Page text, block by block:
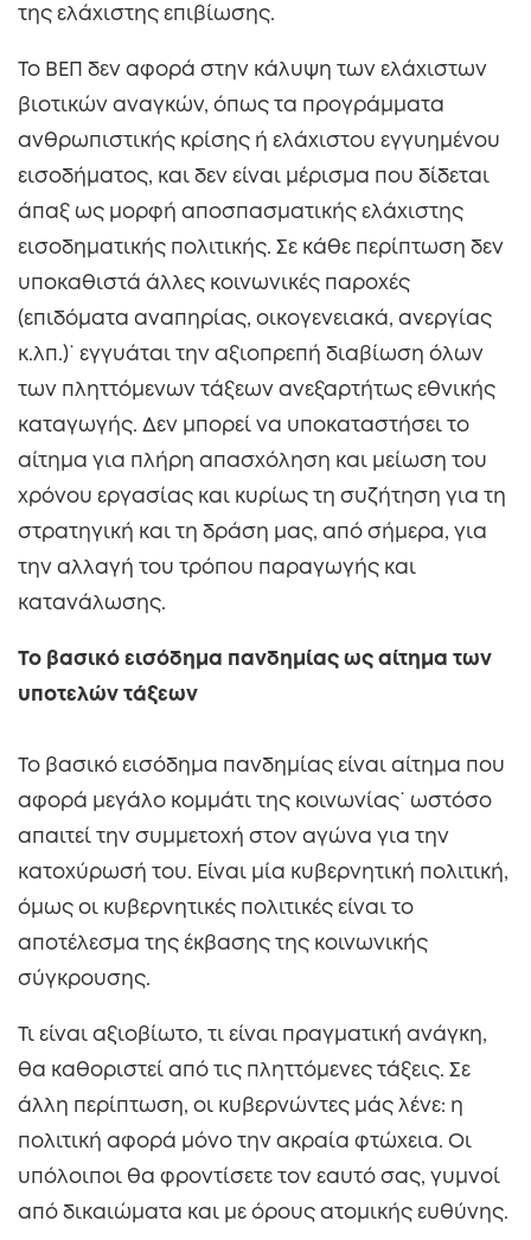
της ελάχιστης επιβίωσης.
Το ΒΕΠ δεν αφορά στην κάλυψη των ελάχιστων
βιοτικών αναγκών, όπως τα προγράμματα
ανθρωπιστικής κρίσης ή ελάχιστου εγγυημένου
εισοδήματος, και δεν είναι μέρισμα που δίδεται
άπαξ ως μορφή αποσπασματικής ελάχιστης
εισοδηματικής πολιτικής. Σε κάθε περίπτωση δεν
υποκαθιστά άλλες κοινωνικές παροχές
(επιδόματα αναπηρίας, οικογενειακά, ανεργίας
κ.λπ.)˙ εγγυάται την αξιοπρεπή διαβίωση όλων
των πληττόμενων τάξεων ανεξαρτήτως εθνικής
καταγωγής. Δεν μπορεί να υποκαταστήσει το
αίτημα για πλήρη απασχόληση και μείωση του
χρόνου εργασίας και κυρίως τη συζήτηση για τη
στρατηγική και τη δράση μας, από σήμερα, για
την αλλαγή του τρόπου παραγωγής και
κατανάλωσης.
Το βασικό εισόδημα πανδημίας ως αίτημα των
υποτελών τάξεων
Το βασικό εισόδημα πανδημίας είναι αίτημα που
αφορά μεγάλο κομμάτι της κοινωνίας˙ ωστόσο
απαιτεί την συμμετοχή στον αγώνα για την
κατοχύρωσή του. Είναι μία κυβερνητική πολιτική,
όμως οι κυβερνητικές πολιτικές είναι το
αποτέλεσμα της έκβασης της κοινωνικής
σύγκρουσης.
Τι είναι αξιοβίωτο, τι είναι πραγματική ανάγκη,
θα καθοριστεί από τις πληττόμενες τάξεις. Σε
άλλη περίπτωση, οι κυβερνώντες μάς λένε: η
πολιτική αφορά μόνο την ακραία φτώχεια. Οι
υπόλοιποι θα φροντίσετε τον εαυτό σας, γυμνοί
από δικαιώματα και με όρους ατομικής ευθύνης.